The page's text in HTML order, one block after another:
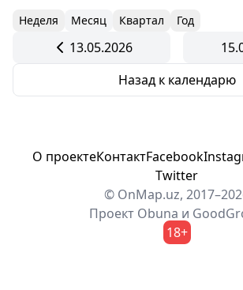
Неделя Месяц Квартал Год
13.05.2026
Назад к календарю
О проектеКонтактFacebook
Twitter
© OnMap.uz,
Проект Obuna и
18+